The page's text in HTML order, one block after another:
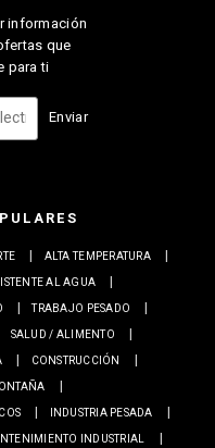
información
que
para ti
Enviar
ALTA TEMPERATURA
AL AGUA
TRABAJO PESADO
SALUD / ALIMENTO
CONSTRUCCIÓN
INDUSTRIA PESADA
INDUSTRIAL